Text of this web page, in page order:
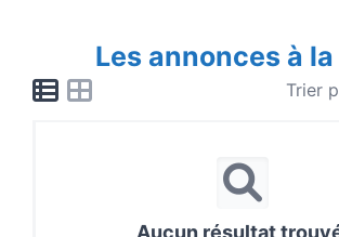
Les annonces à
Trier